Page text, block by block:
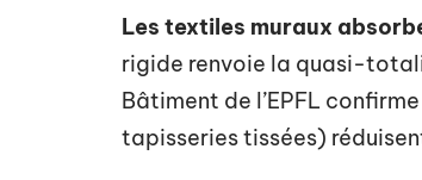
Les textiles muraux
rigide renvoie la quasi-
Bâtiment de l’EPFL
tapisseries tissées)